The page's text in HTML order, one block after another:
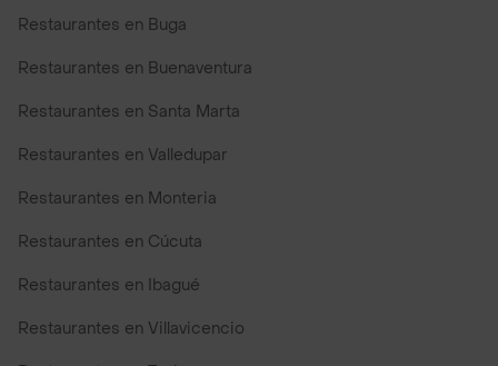
Restaurantes en Buga
Restaurantes en Buenaventura
Restaurantes en Santa Marta
Restaurantes en Valledupar
Restaurantes en Monteria
Restaurantes en Cúcuta
Restaurantes en Ibagué
Restaurantes en Villavicencio